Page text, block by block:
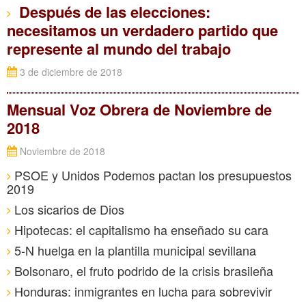
Después de las elecciones:
necesitamos un verdadero partido que
represente al mundo del trabajo
3 de diciembre de 2018
Mensual Voz Obrera de Noviembre de
2018
Noviembre de 2018
PSOE y Unidos Podemos pactan los presupuestos
2019
Los sicarios de Dios
Hipotecas: el capitalismo ha enseñado su cara
5-N huelga en la plantilla municipal sevillana
Bolsonaro, el fruto podrido de la crisis brasileña
Honduras: inmigrantes en lucha para sobrevivir